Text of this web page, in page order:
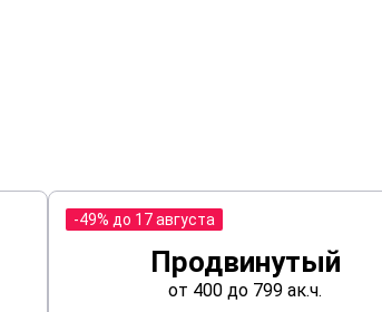
-49% до 17 августа
Продвинутый
от 400 до 799 ак.ч.